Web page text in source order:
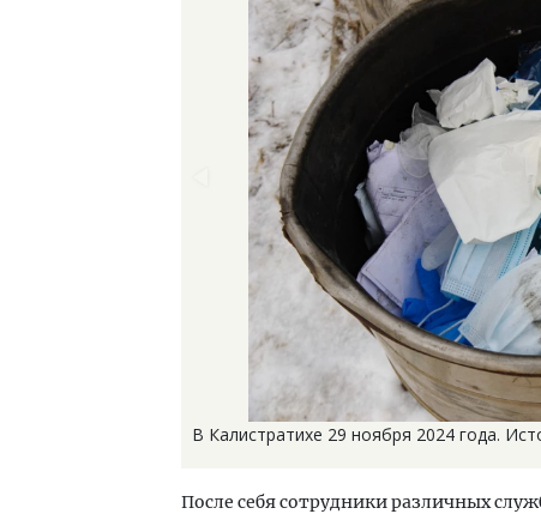
В Калистратихе 29 ноября 2024 года.
После себя сотрудники различных